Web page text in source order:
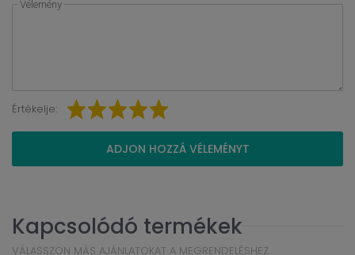
Vélemény
Értékelje:
ADJON HOZZÁ VÉLEMÉNYT
Kapcsolódó termékek
VÁLASSZON MÁS AJÁNLATOKAT A MEGRENDELÉSHEZ